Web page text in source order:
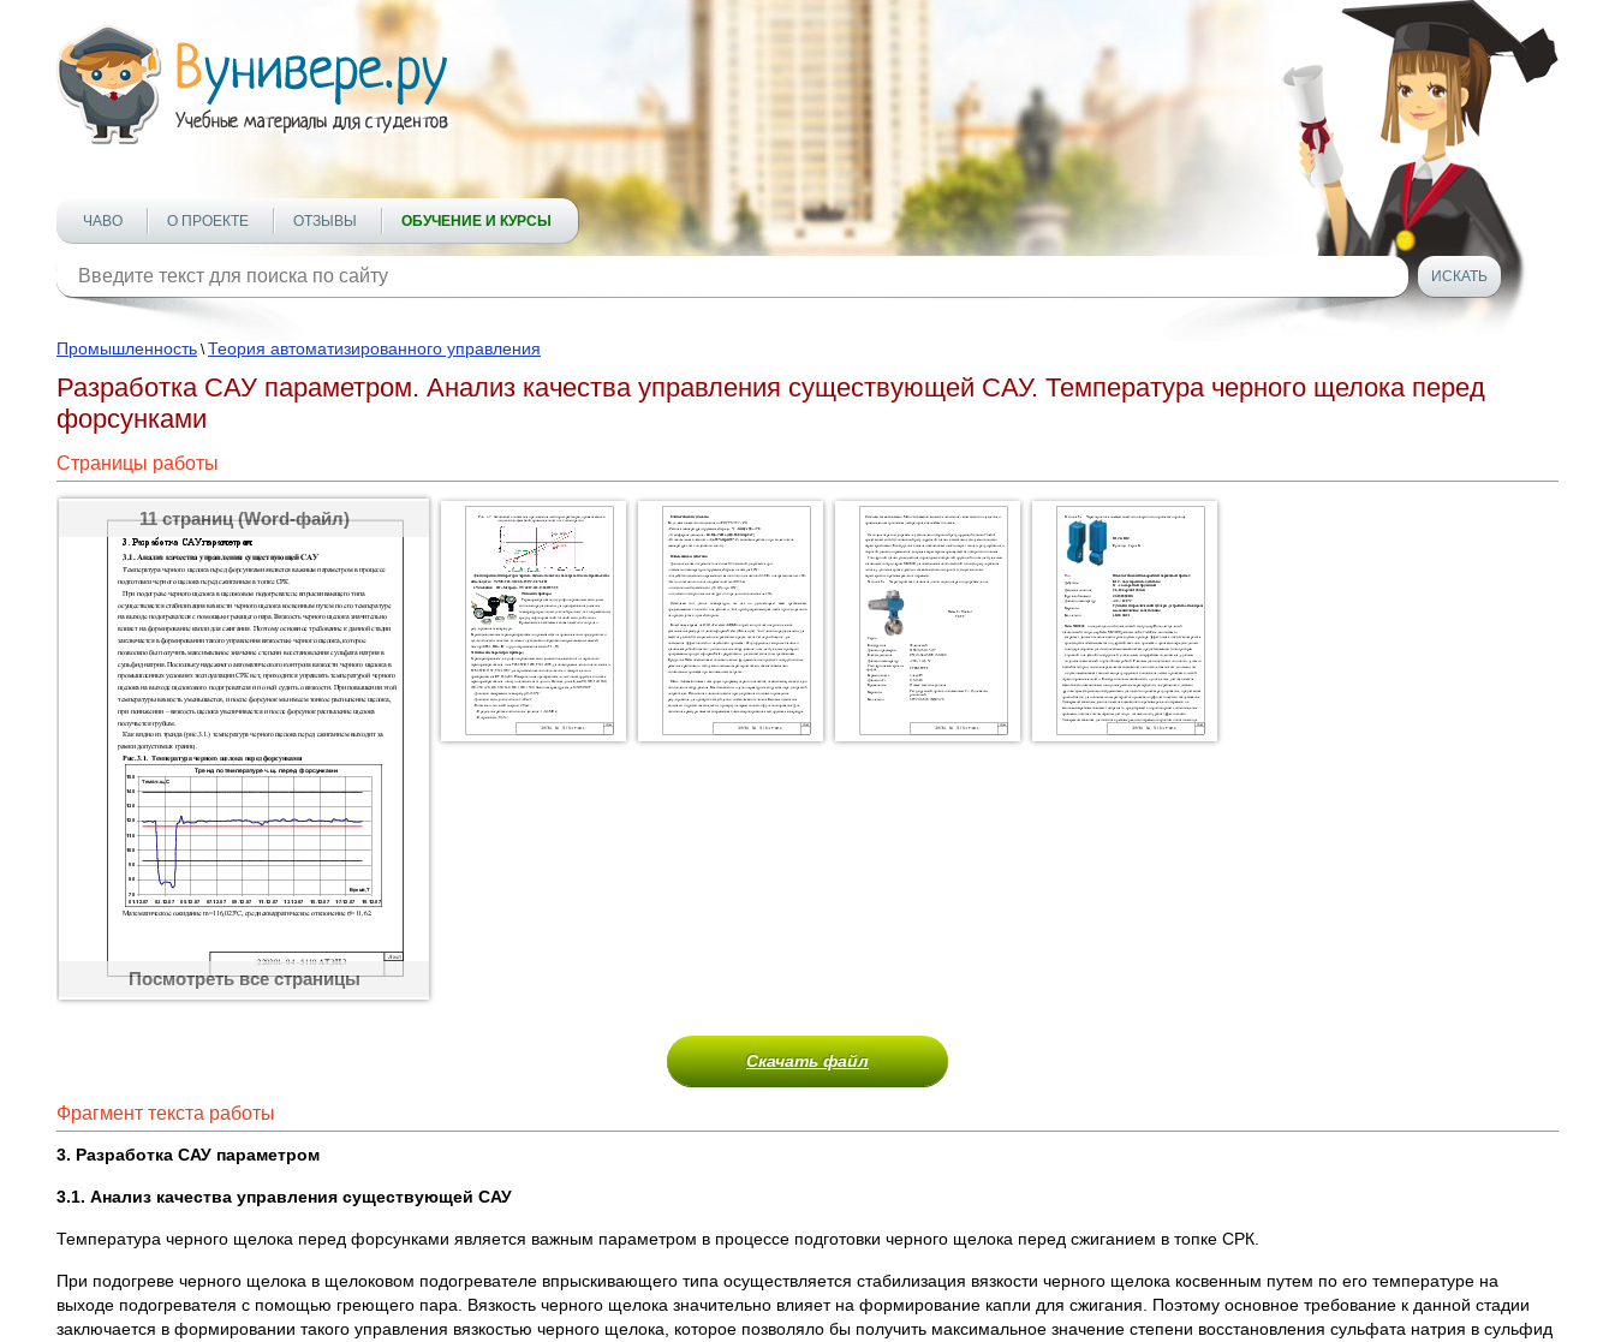
ЧАВО О ПРОЕКТЕ ОТЗЫВЫ ОБУЧЕНИЕ И КУРСЫ
Промышленность \Теория автоматизированного управления
Разработка САУ параметром. Анализ качества управления существующей САУ. Температура черного щелока перед
форсунками
Страницы работы
11 страниц (Word-файл)
Посмотреть все страницы
Скачать файл
Фрагмент текста работы
3. Разработка САУ параметром
3.1. Анализ качества управления существующей САУ
Температура черного щелока перед форсунками является важным параметром в процессе подготовки черного щелока перед сжиганием в топке СРК.
При подогреве черного щелока в щелоковом подогревателе впрыскивающего типа осуществляется стабилизация вязкости черного щелока косвенным путем по его температуре на
выходе подогревателя с помощью греющего пара. Вязкость черного щелока значительно влияет на формирование капли для сжигания. Поэтому основное требование к данной стадии
заключается в формировании такого управления вязкостью черного щелока, которое позволяло бы получить максимальное значение степени восстановления сульфата натрия в сульфид